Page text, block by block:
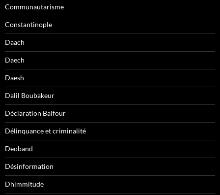
Communautarisme
Constantinople
Daach
Daech
Daesh
Dalil Boubakeur
Déclaration Balfour
Délinquance et criminalité
Deoband
Désinformation
Dhimmitude